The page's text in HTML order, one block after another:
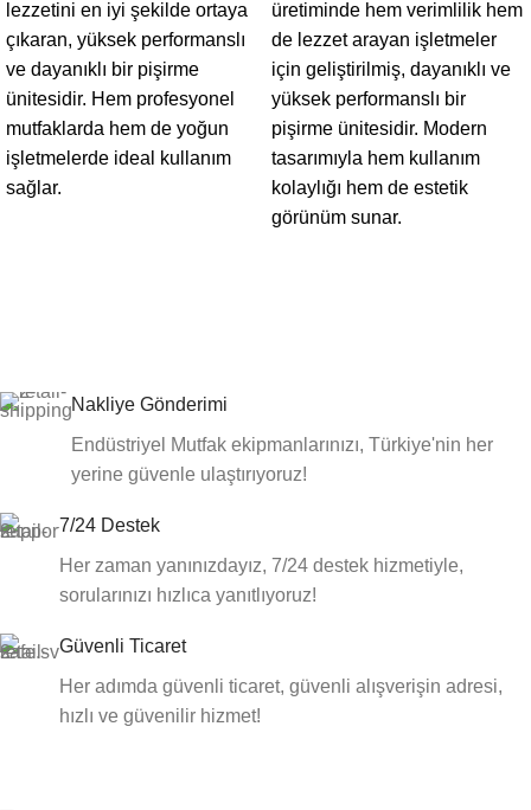
lezzetini en iyi şekilde ortaya
çıkaran, yüksek performanslı
ve dayanıklı bir pişirme
ünitesidir. Hem profesyonel
mutfaklarda hem de yoğun
işletmelerde ideal kullanım
sağlar.
üretiminde hem verimlilik hem
de lezzet arayan işletmeler
için geliştirilmiş, dayanıklı ve
yüksek performanslı bir
pişirme ünitesidir. Modern
tasarımıyla hem kullanım
kolaylığı hem de estetik
görünüm sunar.
Nakliye Gönderimi
Endüstriyel Mutfak ekipmanlarınızı, Türkiye'nin her
yerine güvenle ulaştırıyoruz!
7/24 Destek
Her zaman yanınızdayız, 7/24 destek hizmetiyle,
sorularınızı hızlıca yanıtlıyoruz!
Güvenli Ticaret
Her adımda güvenli ticaret, güvenli alışverişin adresi,
hızlı ve güvenilir hizmet!